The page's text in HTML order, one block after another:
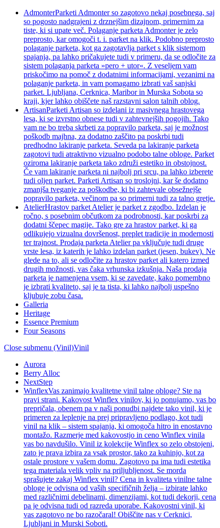
AdmonterParketi Admonter so zagotovo nekaj posebnega, saj
so pogosto nadgrajeni z drznejšim dizajnom, primernim za
tiste, ki si upate več. Polaganje parketa Admonter je zelo
preprosto, kar omogoči t. i. parket na klik. Podobno preprosto
polaganje parketa, kot ga zagotavlja parket s klik sistemom
spajanja, pa lahko pričakujete tudi v primeru, da se odločite za
sistem polaganja parketa »pero + utor«. Z veseljem vam
priskočimo na pomoč z dodatnimi informacijami, vezanimi na
polaganje parketa, in vam pomagamo izbrati vaš sanjski
parket. Ljubljana, Cerknica, Maribor in Murska Sobota so
kraji, kjer lahko obiščete naš razstavni salon talnih oblog.
ArtisanParketi Artisan so izdelani iz masivnega hrastovega
lesa, ki se izvrstno obnese tudi v zahtevnejših pogojih. Tako
vam ne bo treba skrbeti za popravilo parketa, saj je možnost
poškodb majhna, za dodatno zaščito pa poskrbi tudi
predhodno lakiranje parketa. Seveda pa lakiranje parketa
zagotovi tudi atraktivno vizualno podobo talne obloge. Parket
oziroma lakiranje parketa tako združi estetiko in obstojnost.
Če vam lakiranje parketa ni najbolj pri srcu, pa lahko izberete
tudi oljen parket. Parketi Artisan so troslojni, kar še dodatno
zmanjša tveganje za poškodbe, ki bi zahtevale obsežnejše
popravilo parketa, večinom pa so primerni tudi za talno gretje.
AtelierHrastov parket Atelier je parket z zgodbo. Izdelan je
ročno, s posebnim občutkom za podrobnosti, kar poskrbi za
dodatni ščepec magije. Tako gre za hrastov parket, ki ga
odlikujejo vizualna dovršenost, preplet tradicije in modernosti
ter trajnost. Prodaja parketa Atelier pa vključuje tudi druge
vrste lesa, iz katerih je lahko izdelan parket (jesen, bukev). Ne
glede na to, ali se odločite za hrastov parket ali katero izmed
drugih možnosti, vas čaka vrhunska izkušnja. Naša prodaja
parketa je namenjena vsem, ki se zavedate, kako pomembno
je izbrati kvaliteto, saj je ta tista, ki lahko najbolj uspešno
kljubuje zobu časa.
Galleria
Heritage
Essence Premium
Four Seasons
Close submenu (Vinil)Vinil
Aurora
Berry Alloc
NextStep
WinflexVas zanimajo kvalitetne vinil talne obloge? Ste na
pravi strani. Kakovost Winflex vinilov, ki jo ponujamo, vas bo
prepričala, obenem pa v naši ponudbi najdete tako vinil, ki je
primeren za leplenje na prej pripravljeno podlago, kot tudi
vinil na klik – sistem spajanja, ki omogoča hitro in enostavno
montažo. Razmerje med kakovostjo in ceno Winflex vinila
vas bo navdušilo. Vinil iz kolekcije Winflex so zelo obstojeni,
zato je prava izbira za vsak prostor, tako za kuhinjo, kot za
ostale prostore v vašem domu. Zagotovo pa ima tudi estetika
tega materiala velik vpliv na priljubljenost. Se morda
sprašujete zakaj Winflex vinil? Cena in kvaliteta vinilne talne
obloge je odvisna od vaših specifičnih želja – izbirate lahko
med različnimi debelinami, dimenzijami, kot tudi dekorji, cena
pa je odvisna tudi od razreda uporabe. Kakovostni vinil, ki
vas zagotovo ne bo razočaral! Obiščite nas v Cerknici,
Ljubljani in Murski Soboti.